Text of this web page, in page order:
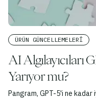
ÜRÜN GÜNCELLEMELERI
AI Algılayıcıları
Yarıyor mu?
Pangram, GPT-5'i ne